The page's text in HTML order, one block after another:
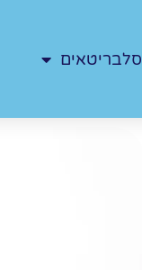
סלבריטאים